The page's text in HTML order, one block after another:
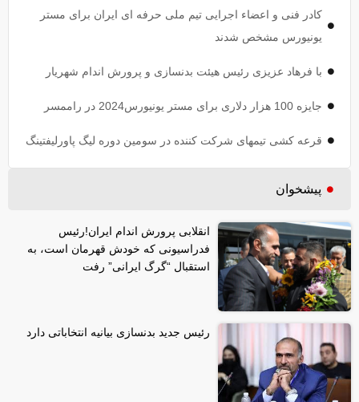
کادر فنی و اعضاء اجرایی تیم ملی حرفه ای ایران برای مستر
یونیورس مشخص شدند
با فرهاد عزیزی رئیس هیئت بدنسازی و پرورش اندام شهریار
جایزه 100 هزار دلاری برای مستر یونیورس2024 در راممسر
قرعه کشی تیمهای شرکت کننده در سومین دوره لیگ پاورلیفتینگ
پیشخوان
انقلابی پرورش اندام ایران!رئیس
فدراسیونی که خودش قهرمان است، به
استقبال “گرگ ایرانی” رفت
رئیس جدید بدنسازی بیانیه انتخاباتی دارد